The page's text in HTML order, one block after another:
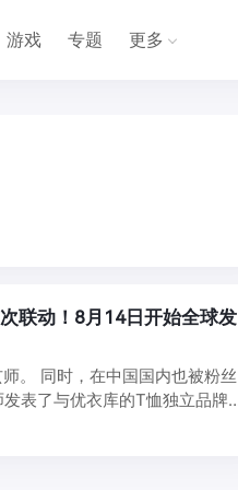
游戏 专题 更多
联动！8月14日开始全球发
。 同时，在中国国内也被粉丝
表了与优衣库的T恤独立品牌